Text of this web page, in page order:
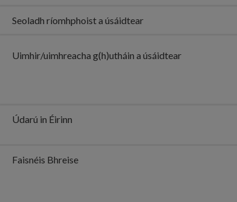
Seoladh ríomhphoist a úsáidtear
Uimhir/uimhreacha g(h)utháin a úsáidtear
Údarú in Éirinn
Faisnéis Bhreise